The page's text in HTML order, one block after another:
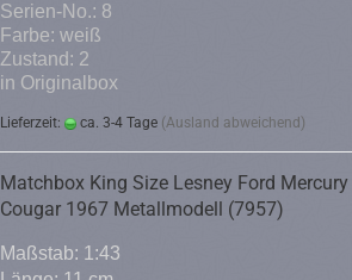
Serien-No.: 8
Farbe: weiß
Zustand: 2
in Originalbox
Lieferzeit: ca. 3-4 Tage (Ausland abweichend)
Matchbox King Size Lesney Ford Mercury
Cougar 1967 Metallmodell (7957)
Maßstab: 1:43